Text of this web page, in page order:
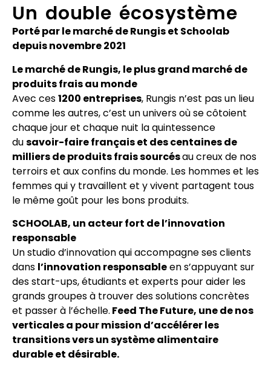
Un double écosystème
Porté par le marché de Rungis et Schoolab
depuis novembre 2021
Le marché de Rungis, le plus grand marché de
produits frais au monde
Avec ces1200 entreprises, Rungis n’est pas un lieu
comme les autres, c’est un univers où se côtoient
chaque jour et chaque nuit la quintessence
dusavoir-faire français et des centaines de
milliers de produits frais sourcésau creux de nos
terroirs et aux confins du monde. Les hommes et les
femmes qui y travaillent et y vivent partagent tous
le même goût pour les bons produits.
SCHOOLAB, un acteur fort de l’innovation
responsable
Un studio d’innovation qui accompagne ses clients
dans l’innovation responsableen s’appuyant sur
des start-ups, étudiants et experts pour aider les
grands groupes à trouver des solutions concrètes
et passer à l’échelle. Feed The Future, une de nos
verticales a pour mission d’accélérer les
transitions vers un système alimentaire
durable et désirable.